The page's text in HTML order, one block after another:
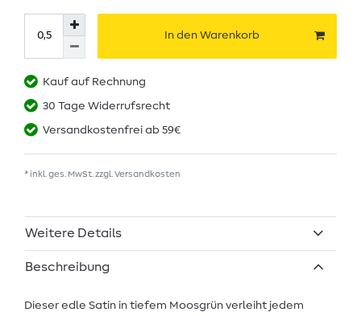
In den Warenkorb
Kauf auf Rechnung
30 Tage Widerrufsrecht
Versandkostenfrei ab 59€
* inkl. ges. MwSt. zzgl. Versandkosten
Weitere Details
Beschreibung
Dieser edle Satin in tiefem Moosgrün verleiht jedem